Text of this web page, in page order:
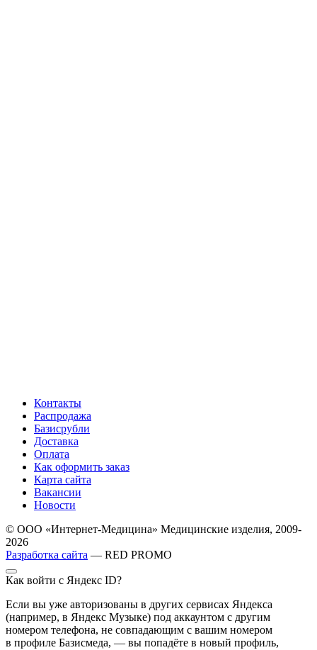
Контакты
Распродажа
Базисрубли
Доставка
Оплата
Как оформить заказ
Карта сайта
Вакансии
Новости
© ООО «Интернет-Медицина» Медицинские изделия, 2009-
2026
Разработка сайта — RED PROMO
Как войти с Яндекс ID?
Если вы уже авторизованы в других сервисах Яндекса
(например, в Яндекс Музыке) под аккаунтом с другим
номером телефона, не совпадающим с вашим номером
в профиле Базисмеда, — вы попадёте в новый профиль,